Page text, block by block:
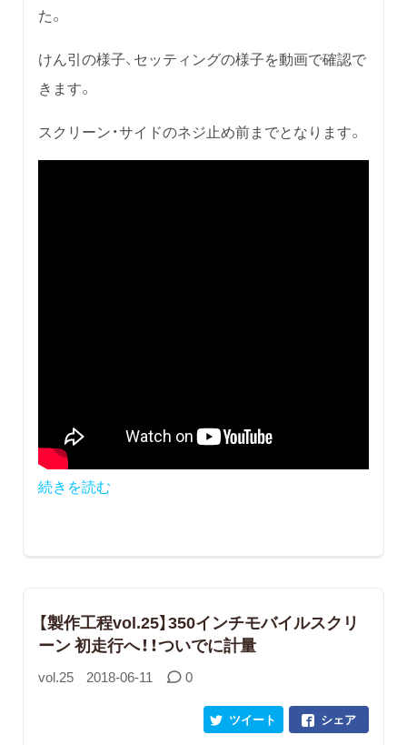
た。
けん引の様子、セッティングの様子を動画で確認で
きます。
スクリーン・サイドのネジ止め前までとなります。
続きを読む
【製作工程vol.25】350インチモバイルスクリ
ーン 初走行へ！！ついでに計量
vol.25 2018-06-11 0
シェア
ツイート